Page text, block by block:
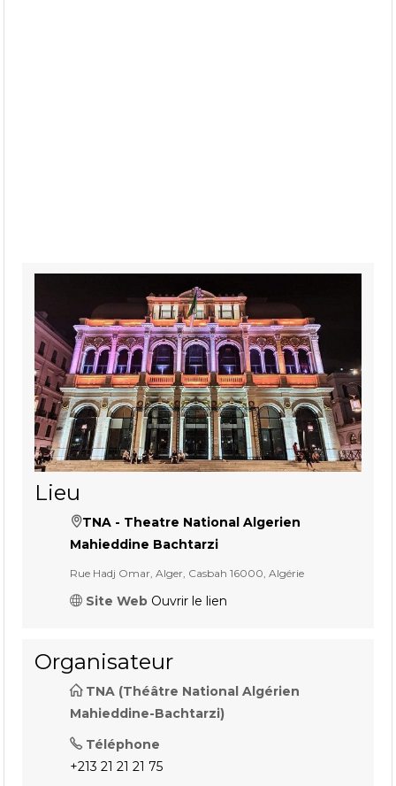
Lieu
TNA - Theatre National Algerien
Mahieddine Bachtarzi
Rue Hadj Omar, Alger, Casbah 16000, Algérie
Site Web Ouvrir le lien
Organisateur
TNA (Théâtre National Algérien
Mahieddine-Bachtarzi)
Téléphone
+213 21 21 21 75